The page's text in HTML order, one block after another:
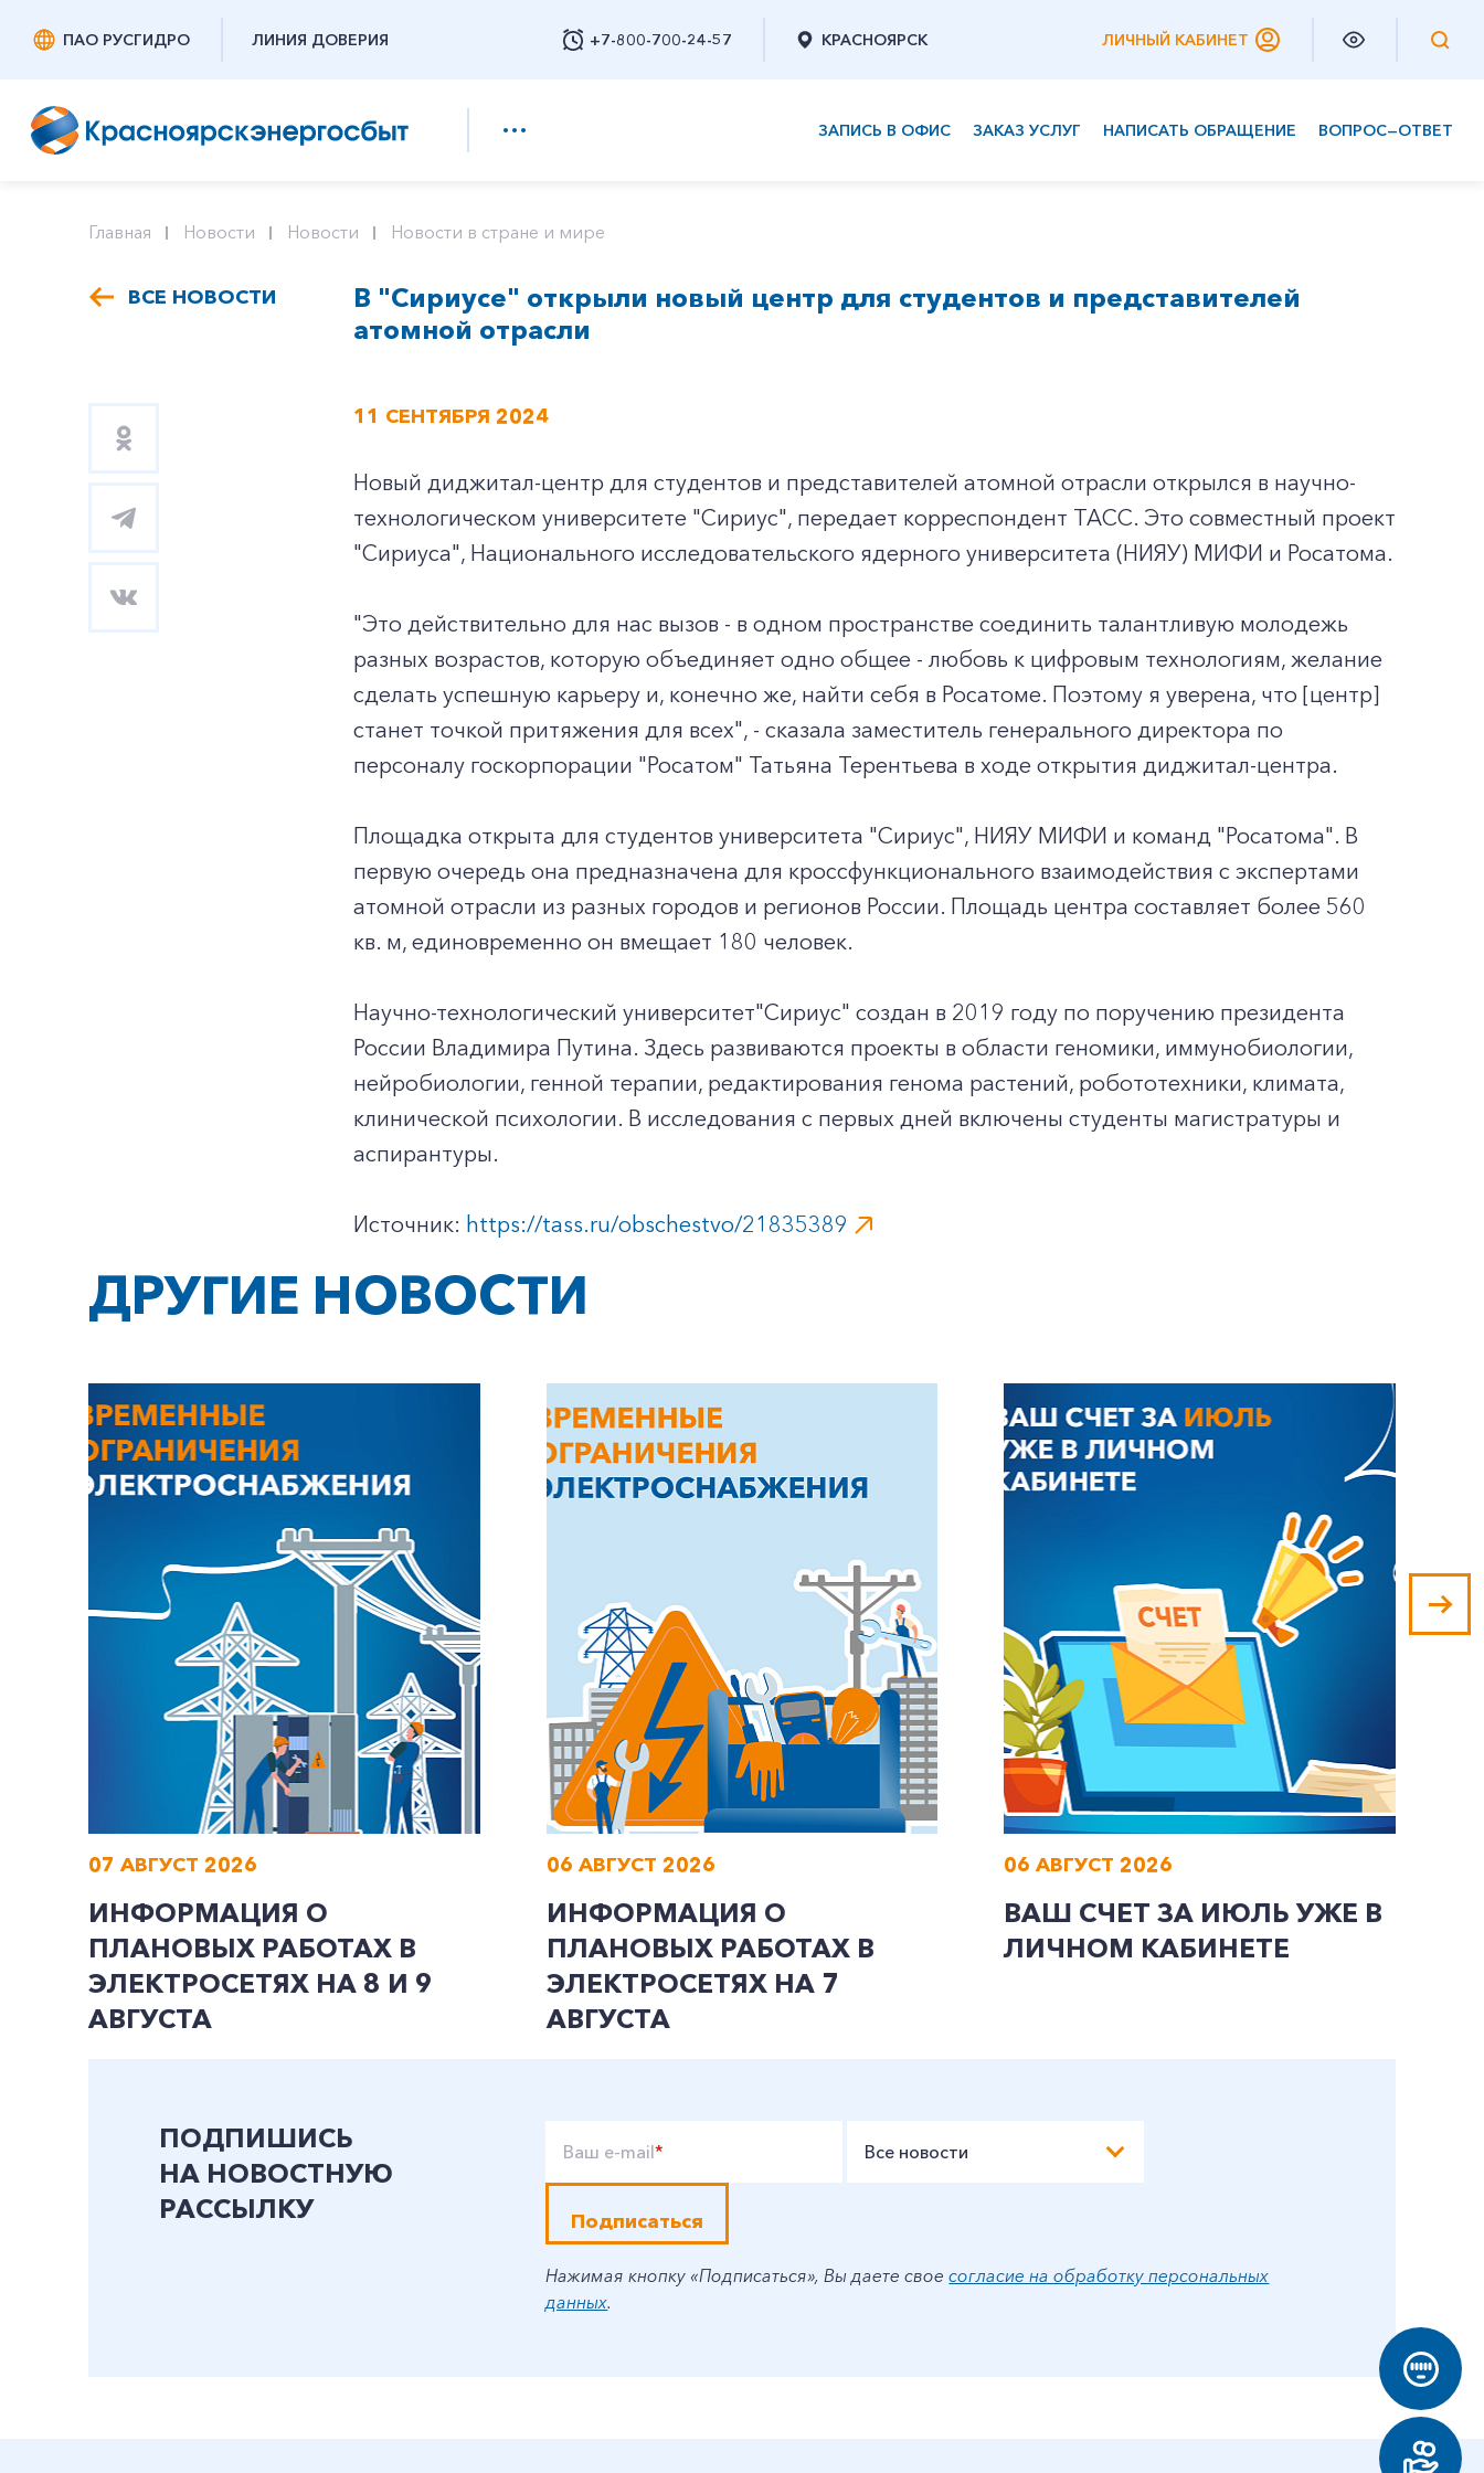
ПАО РУСГИДРО ЛИНИЯ ДОВЕРИЯ +7-800-700-24-57
Заказать обратный звонок
КРАСНОЯРСК ЛИЧНЫЙ КАБИНЕТ
ЗАПИСЬ В ОФИС ЗАКАЗ УСЛУГ НАПИСАТЬ ОБРАЩЕНИЕ ВОПРОС—ОТВЕТ
+7-800-700-24-57
Заказать обратный звонок
Частным клиентам
Главная Новости Новости Новости в стране и мире
ВСЕ НОВОСТИ
В "Сириусе" открыли новый центр для студентов и представителей
атомной отрасли
11 СЕНТЯБРЯ 2024
Новый диджитал-центр для студентов и представителей атомной отрасли открылся в научно-
технологическом университете "Сириус", передает корреспондент ТАСС. Это совместный проект
"Сириуса", Национального исследовательского ядерного университета (НИЯУ) МИФИ и Росатома.
"Это действительно для нас вызов - в одном пространстве соединить талантливую молодежь
разных возрастов, которую объединяет одно общее - любовь к цифровым технологиям, желание
сделать успешную карьеру и, конечно же, найти себя в Росатоме. Поэтому я уверена, что [центр]
станет точкой притяжения для всех", - сказала заместитель генерального директора по
персоналу госкорпорации "Росатом" Татьяна Терентьева в ходе открытия диджитал-центра.
Площадка открыта для студентов университета "Сириус", НИЯУ МИФИ и команд "Росатома". В
первую очередь она предназначена для кроссфункционального взаимодействия с экспертами
атомной отрасли из разных городов и регионов России. Площадь центра составляет более 560
кв. м, единовременно он вмещает 180 человек.
Научно-технологический университет"Сириус" создан в 2019 году по поручению президента
России Владимира Путина. Здесь развиваются проекты в области геномики, иммунобиологии,
нейробиологии, генной терапии, редактирования генома растений, робототехники, климата,
клинической психологии. В исследования с первых дней включены студенты магистратуры и
аспирантуры.
Источник: https://tass.ru/obschestvo/21835389
ДРУГИЕ НОВОСТИ
07 АВГУСТ 2026
ИНФОРМАЦИЯ О
ПЛАНОВЫХ РАБОТАХ В
ЭЛЕКТРОСЕТЯХ НА 8 И 9
АВГУСТА
06 АВГУСТ 2026
ИНФОРМАЦИЯ О
ПЛАНОВЫХ РАБОТАХ В
ЭЛЕКТРОСЕТЯХ НА 7
АВГУСТА
06 АВГУСТ 2026
ВАШ СЧЕТ ЗА ИЮЛЬ УЖЕ В
ЛИЧНОМ КАБИНЕТЕ
ПОДПИШИСЬ
НА НОВОСТНУЮ
РАССЫЛКУ
Ваш e-mail* Все новости
Подписаться
Нажимая кнопку «Подписаться», Вы даете своесогласие на обработку персональных
данных.